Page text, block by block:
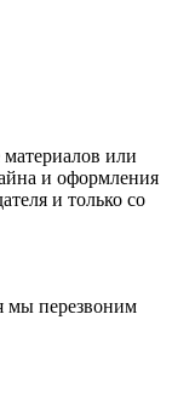
или
и оформления
и только со
мы перезвоним